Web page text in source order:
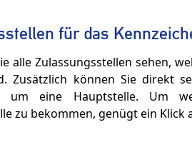
für das
alle Zulassungsstellen sehen,
Zusätzlich können Sie direkt
um eine Hauptstelle. Um
zu bekommen, genügt ein Klick